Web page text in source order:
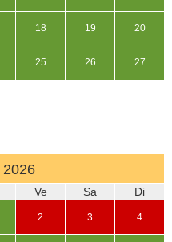
18 19 20
25 26 27
2026
Ve Sa Di
2 3 4